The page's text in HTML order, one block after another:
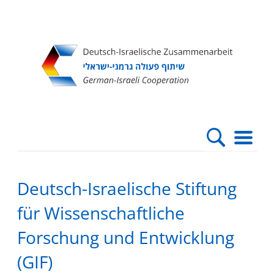
Hauptnavigation
Deutsch-Israelische Stiftung
für Wissenschaftliche
Forschung und Entwicklung
(GIF)